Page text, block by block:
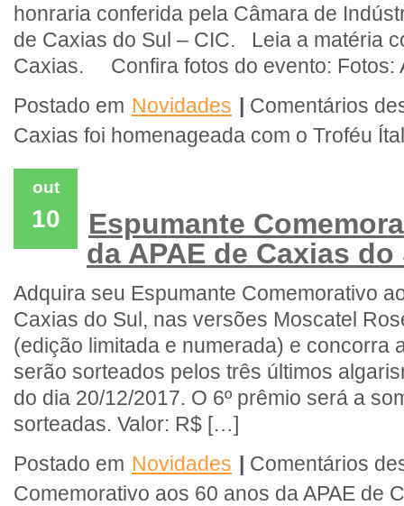
honraria conferida pela Câmara de
de Caxias do Sul – CIC. Leia a matéria
Caxias. Confira fotos do evento: Fotos:
Postado em Novidades
Comentários
Caxias foi homenageada com o Troféu
out
10
Espumante
da APAE de Caxias do
Adquira seu Espumante Comemorativo
Caxias do Sul, nas versões Moscatel
(edição limitada e numerada) e concorra
serão sorteados pelos três últimos
do dia 20/12/2017. O 6º prêmio será a
sorteadas. Valor: R$ […]
Postado em Novidades
Comentários
Comemorativo aos 60 anos da APAE de